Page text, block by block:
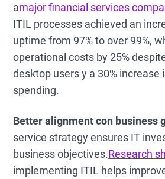
amajor financial services
ITIL processes achieved an
uptime from 97% to over 99%,
operational costs by 25%
desktop users y a 30% increase
spending.
Better alignment con business
service strategy ensures IT
business objectives.Research
implementing ITIL helps